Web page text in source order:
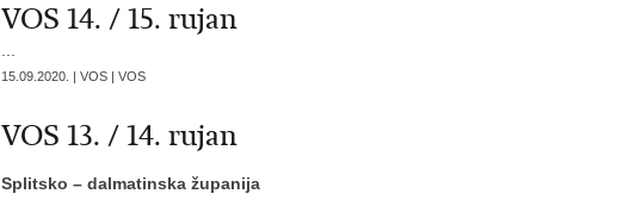
VOS 14. / 15. rujan
15.09.2020. | VOS | VOS
VOS 13. / 14. rujan
Splitsko – dalmatinska županija